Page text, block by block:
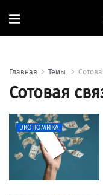
Главная Темы
Сотовая
ЭКОНОМИКА